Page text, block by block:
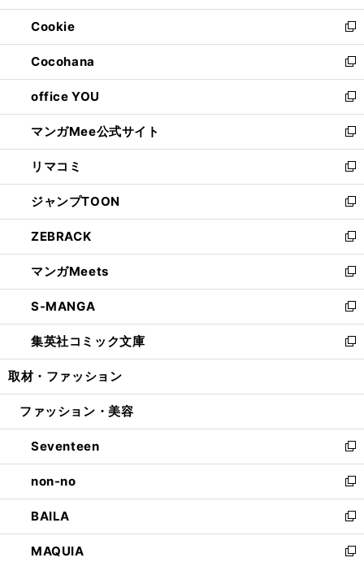
開
く
ウ
で
開
く
ン
ド
ウ
で
開
く
ウ
ィ
ン
ド
ウ
で
開
く
Cookie
新
し
い
ウ
ィ
ン
ド
ウ
で
開
く
Cocohana
新
し
い
ウ
ィ
ン
ド
ウ
で
開
く
office YOU
新
し
い
ウ
ィ
ン
ド
ウ
で
開
く
マンガMee公式サイト
新
し
い
ウ
ィ
ン
ド
ウ
で
開
く
リマコミ
新
し
い
ウ
ィ
ン
ド
ウ
で
開
く
ジャンプTOON
新
し
い
ウ
ィ
ン
ド
ウ
で
開
ZEBRACK
新
し
い
ウ
ィ
ン
ド
ウ
開
マンガMeets
新
し
い
ウ
ィ
ン
ウ
開
く
S-MANGA
新
し
い
ウ
ン
ウ
で
開
く
集英社コミック文庫
新
し
ウ
ン
ド
ウ
で
開
く
取材・ファッション
ファッション・美容
Seventeen
新
し
い
ウ
ィ
ン
ド
non-no
新
し
い
ウ
ィ
BAILA
新
し
い
MAQUIA
新